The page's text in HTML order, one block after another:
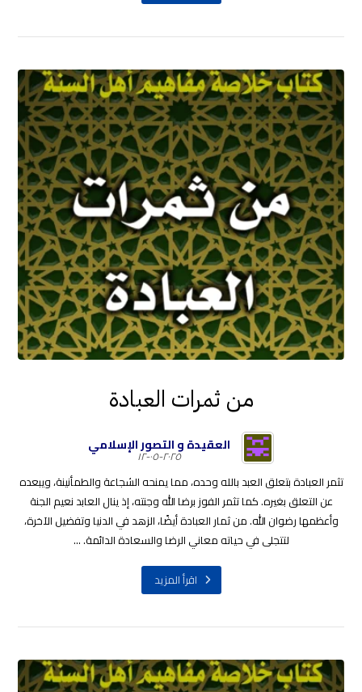
من ثمرات العبادة
العقيدة و التصور الإسلامي
٢٠٢٥-٠٥-١٢
تثمر العبادة بتعلق العبد بالله وحده، مما يمنحه الشجاعة والطمأنينة، ويبعده
عن التعلق بغيره. كما تثمر الفوز برضا الله وجنته، إذ ينال العابد نعيم الجنة
وأعظمها رضوان الله. من ثمار العبادة أيضًا، الزهد في الدنيا وتفضيل الآخرة،
لتتجلى في حياته معاني الرضا والسعادة الدائمة. ...
اقرأ المزيد